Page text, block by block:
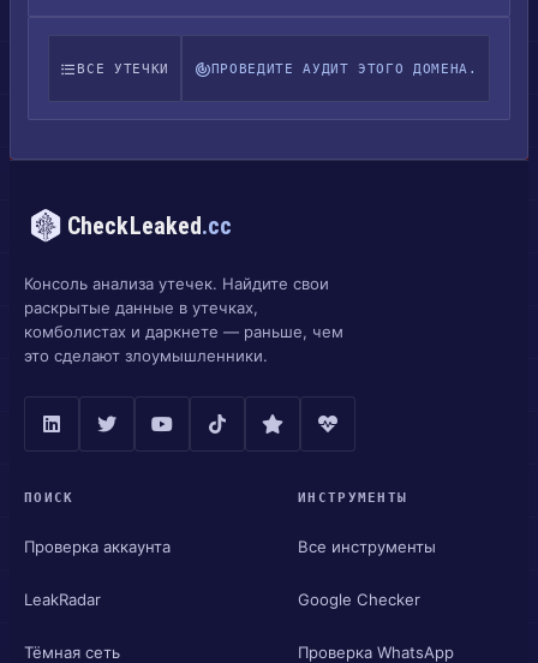
ВСЕ УТЕЧКИ ПРОВЕДИТЕ АУДИТ ЭТОГО ДОМЕНА.
CheckLeaked.cc
Консоль анализа утечек. Найдите свои
раскрытые данные в утечках,
комболистах и даркнете — раньше, чем
это сделают злоумышленники.
ПОИСК
Проверка аккаунта
LeakRadar
Тёмная сеть
ИНСТРУМЕНТЫ
Все инструменты
Google Checker
Проверка WhatsApp